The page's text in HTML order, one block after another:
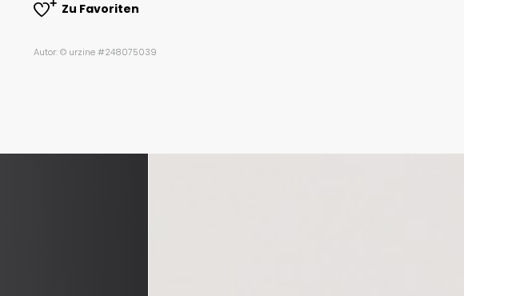
Zu Favoriten
Autor: © urzine #248075039